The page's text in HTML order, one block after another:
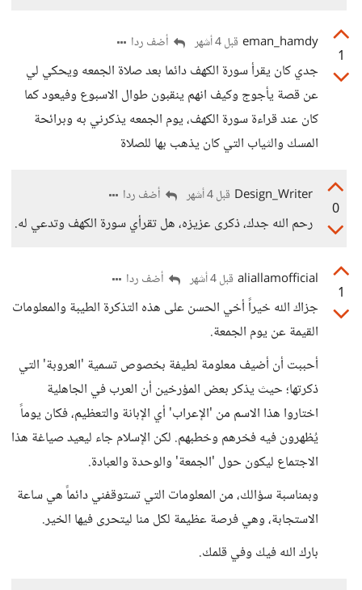
1
eman_hamdy قبل 4 أشهر أضف ردا
جدي كان يقرأ سورة الكهف دائما بعد صلاة الجمعه ويحكي لي
عن قصة يأجوج وكيف انهم ينقبون طوال الاسبوع وفيعود كما
كان عند قراءة سورة الكهف، يوم الجمعه يذكرني به وبرائحة
المسك والثياب التي كان يذهب بها للصلاة
0
Design_Writer قبل 4 أشهر أضف ردا
رحم الله جدك، ذكرى عزيزه، هل تقرأي سورة الكهف وتدعي له.
1
aliallamofficial قبل 4 أشهر أضف ردا
جزاك الله خيراً أخي الحسن على هذه التذكرة الطيبة والمعلومات
القيمة عن يوم الجمعة.
أحببت أن أضيف معلومة لطيفة بخصوص تسمية 'العروبة' التي
ذكرتها؛ حيث يذكر بعض المؤرخين أن العرب في الجاهلية
اختاروا هذا الاسم من 'الإعراب' أي الإبانة والتعظيم، فكان يوماً
يُظهرون فيه فخرهم وخطبهم. لكن الإسلام جاء ليعيد صياغة هذا
الاجتماع ليكون حول 'الجمعة' والوحدة والعبادة.
وبمناسبة سؤالك، من المعلومات التي تستوقفني دائماً هي ساعة
الاستجابة، وهي فرصة عظيمة لكل منا ليتحرى فيها الخير.
بارك الله فيك وفي قلمك.